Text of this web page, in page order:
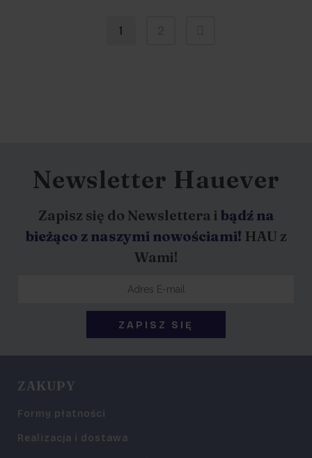
1
Newsletter Hauever
Zapisz się do Newslettera i bądź na
bieżąco z naszymi nowościami! HAU z
Wami!
ZAKUPY
Formy płatności
Realizacja i dostawa